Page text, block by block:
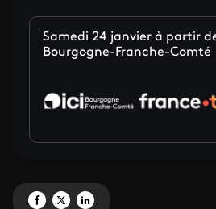
Samedi 24 janvier à partir
Bourgogne-Franche-Comté
Partagez 'AJ Auxerre : le fabuleux destin'
Partagez 'AJ Auxerre : le fabuleux
Partagez 'AJ Auxerre : le